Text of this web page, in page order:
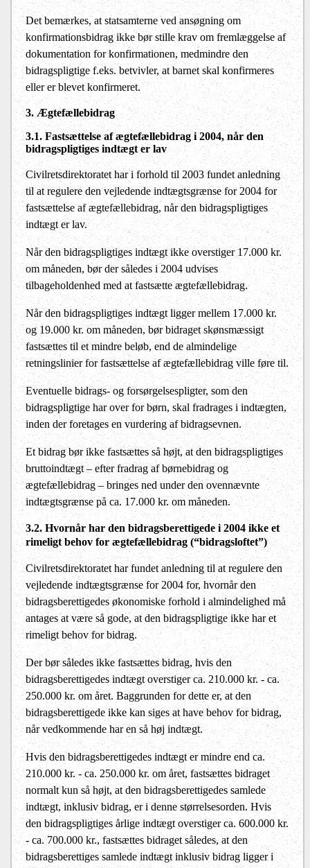
Det bemærkes, at statsamterne ved ansøgning om
konfirmationsbidrag ikke bør stille krav om fremlæggelse af
dokumentation for konfirmationen, medmindre den
bidragspligtige f.eks. betvivler, at barnet skal konfirmeres
eller er blevet konfirmeret.
3. Ægtefællebidrag
3.1. Fastsættelse af ægtefællebidrag i 2004, når den
bidragspligtiges indtægt er lav
Civilretsdirektoratet har i forhold til 2003 fundet anledning
til at regulere den vejledende indtægtsgrænse for 2004 for
fastsættelse af ægtefællebidrag, når den bidragspligtiges
indtægt er lav.
Når den bidragspligtiges indtægt ikke overstiger 17.000 kr.
om måneden, bør der således i 2004 udvises
tilbageholdenhed med at fastsætte ægtefællebidrag.
Når den bidragspligtiges indtægt ligger mellem 17.000 kr.
og 19.000 kr. om måneden, bør bidraget skønsmæssigt
fastsættes til et mindre beløb, end de almindelige
retningslinier for fastsættelse af ægtefællebidrag ville føre til.
Eventuelle bidrags- og forsørgelsespligter, som den
bidragspligtige har over for børn, skal fradrages i indtægten,
inden der foretages en vurdering af bidragsevnen.
Et bidrag bør ikke fastsættes så højt, at den bidragspligtiges
bruttoindtægt – efter fradrag af børnebidrag og
ægtefællebidrag – bringes ned under den ovennævnte
indtægtsgrænse på ca. 17.000 kr. om måneden.
3.2. Hvornår har den bidragsberettigede i 2004ikke et
rimeligt behov for ægtefællebidrag (“bidragsloftet”)
Civilretsdirektoratet har fundet anledning til at regulere den
vejledende indtægtsgrænse for 2004 for, hvornår den
bidragsberettigedes økonomiske forhold i almindelighed må
antages at være så gode, at den bidragspligtige ikke har et
rimeligt behov for bidrag.
Der bør således ikke fastsættes bidrag, hvis den
bidragsberettigedes indtægt overstiger ca. 210.000 kr. - ca.
250.000 kr. om året. Baggrunden for dette er, at den
bidragsberettigede ikke kan siges at have behov for bidrag,
når vedkommende har en så høj indtægt.
Hvis den bidragsberettigedes indtægt er mindre end ca.
210.000 kr. - ca. 250.000 kr. om året, fastsættes bidraget
normalt kun så højt, at den bidragsberettigedes samlede
indtægt, inklusiv bidrag, er i denne størrelsesorden. Hvis
den bidragspligtiges årlige indtægt overstiger ca. 600.000 kr.
- ca. 700.000 kr., fastsættes bidraget således, at den
bidragsberettiges samlede indtægt inklusiv bidrag ligger i